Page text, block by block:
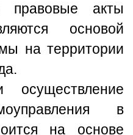
правовые акты
основой
на территории
осуществление
в
на основе